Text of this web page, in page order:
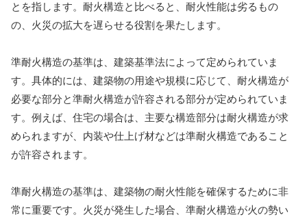
とを指します。耐火構造と比べると、耐火性能は劣るもの
の、火災の拡大を遅らせる役割を果たします。
準耐火構造の基準は、建築基準法によって定められていま
す。具体的には、建築物の用途や規模に応じて、耐火構造が
必要な部分と準耐火構造が許容される部分が定められていま
す。例えば、住宅の場合は、主要な構造部分は耐火構造が求
められますが、内装や仕上げ材などは準耐火構造であること
が許容されます。
準耐火構造の基準は、建築物の耐火性能を確保するために非
常に重要です。火災が発生した場合、準耐火構造が火の勢い